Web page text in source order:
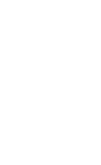
El alcalde
Diputación
singulares de
la economía
el compromiso
todos los
programación